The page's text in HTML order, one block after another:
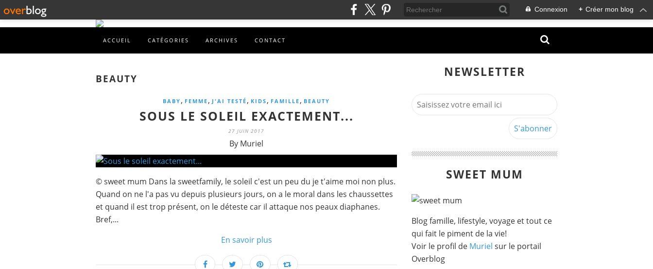
Connexion + Créer mon blog
ACCUEIL CATÉGORIES ARCHIVES CONTACT
BEAUTY
BABY, FEMME,J'AI TESTÉ, KIDS, FAMILLE, BEAUTY
SOUS LE SOLEIL EXACTEMENT...
27 JUIN 2017
By Muriel
© sweet mum Dans la sweetfamily, le soleil c'est un peu du je t'aime moi non plus.
Quand on ne l'a pas vu depuis plusieurs jours, on a le moral dans les chaussettes
et quand il est trop présent, on le déteste car il attaque nos peaux diaphanes.
Bref,...
En savoir plus
NEWSLETTER
SWEET MUM
Blog famille, lifestyle, voyage et tout ce
qui fait le piment de la vie!
Voir le profil de Muriel sur le portail
Overblog